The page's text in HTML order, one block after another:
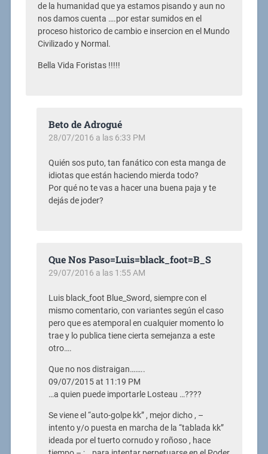
de la humanidad que ya estamos pisando y aun no
nos damos cuenta ….por estar sumidos en el
proceso historico de cambio e insercion en el Mundo
Civilizado y Normal.
Bella Vida Foristas !!!!!
Beto de Adrogué
28/07/2016 a las 6:33 PM
Quién sos puto, tan fanático con esta manga de
idiotas que están haciendo mierda todo?
Por qué no te vas a hacer una buena paja y te
dejás de joder?
Que Nos Paso=Luis=black_foot=B_S
29/07/2016 a las 1:55 AM
Luis black_foot Blue_Sword, siempre con el
mismo comentario, con variantes según el caso
pero que es atemporal en cualquier momento lo
trae y lo publica tiene cierta semejanza a este
otro….
Que no nos distraigan……..
09/07/2015 at 11:19 PM
…a quien puede importarle Losteau …????
Se viene el “auto-golpe kk” , mejor dicho , –
intento y/o puesta en marcha de la “tablada kk”
ideada por el tuerto cornudo y roñoso , hace